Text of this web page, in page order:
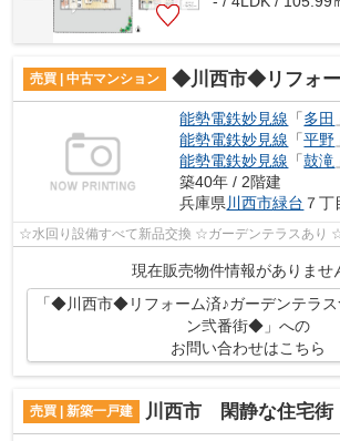
売買 | 中古マンション ◆川西市◆リフォーム済♪ガーデンテラスつき◆
能勢電鉄妙見線 「多田
能勢電鉄妙見線 「平野
能勢電鉄妙見線 「鼓滝
築40年 / 2階建
兵庫県 川西市緑台 ７
☆水回り設備すべて新品交換 ☆ガーデンテラスあり
現在販売物件情報がありませ
「◆川西市◆リフォーム済♪ガーデンテラ
ン弐番街◆」への
お問い合わせはこちら
売買 | 新築一戸建 川西市 閑静な住宅街！東畦野3